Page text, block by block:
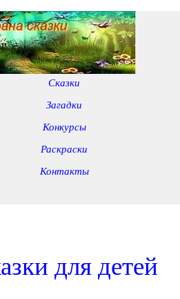
Сказки
Загадки
Конкурсы
Раскраски
Контакты
для детей